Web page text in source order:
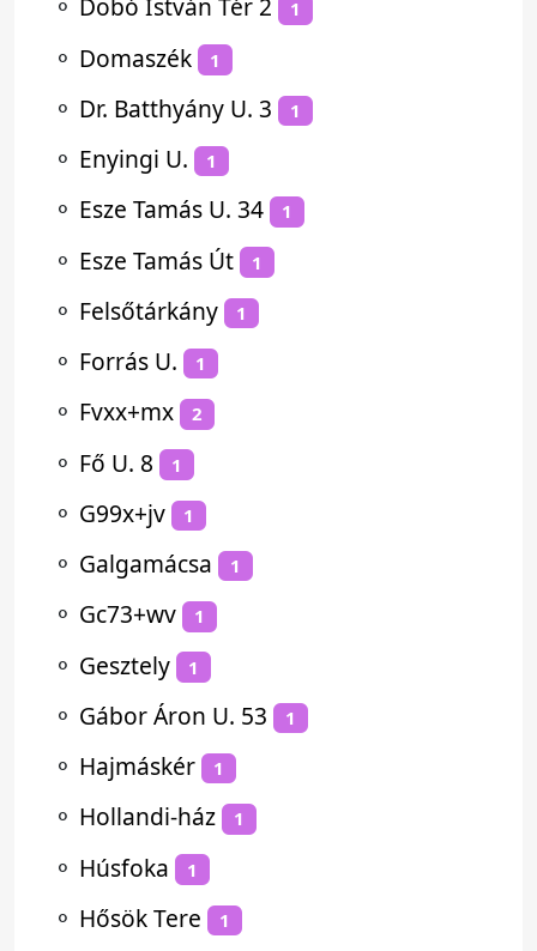
⚬ Dobó István Tér 2 1
⚬ Domaszék 1
⚬ Dr. Batthyány U. 3 1
⚬ Enyingi U. 1
⚬ Esze Tamás U. 34 1
⚬ Esze Tamás Út 1
⚬ Felsőtárkány 1
⚬ Forrás U. 1
⚬ Fvxx+mx 2
⚬ Fő U. 8 1
⚬ G99x+jv 1
⚬ Galgamácsa 1
⚬ Gc73+wv 1
⚬ Gesztely 1
⚬ Gábor Áron U. 53 1
⚬ Hajmáskér 1
⚬ Hollandi-ház 1
⚬ Húsfoka 1
⚬ Hősök Tere 1